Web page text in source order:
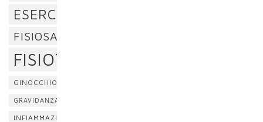
ESERCIZI
FISIOSAN
FISIOTERAPIA
GINOCCHIO
GRAVIDANZA
INFIAMMAZIONE